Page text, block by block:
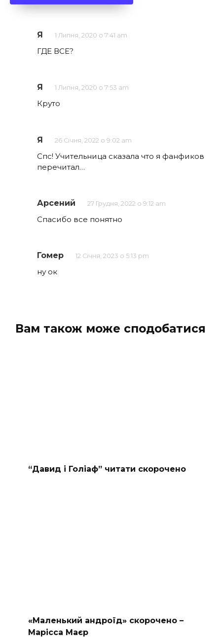
Я 1 Липня, 2020 о 7:41 am
ГДЕ ВСЕ?
Я 1 Липня, 2020 о 7:53 am
Круто
Я 26 Січня, 2022 о 9:02 am
Спс! Учительница сказала что я фанфиков
перечитал…
Арсений 27 Грудня, 2022 о 9:12 am
Спасибо все понятно
Гомер 12 Січня, 2023 о 5:13 pm
ну ок
Вам також може сподобатися
“Давид і Голіаф” читати скорочено
«Маленький андроїд» скорочено –
Марісса Маєр